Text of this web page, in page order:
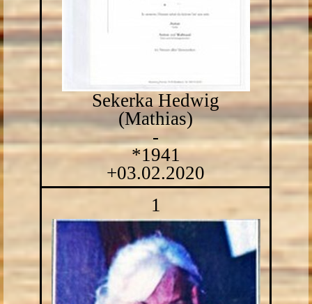
Sekerka Hedwig
(Mathias)
-
*1941
+03.02.2020
1